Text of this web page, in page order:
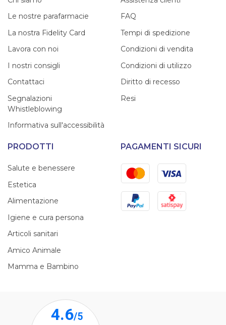
Le nostre parafarmacie
La nostra Fidelity Card
Lavora con noi
I nostri consigli
Contattaci
Segnalazioni
Whistleblowing
Informativa sull'accessibilità
FAQ
Tempi di spedizione
Condizioni di vendita
Condizioni di utilizzo
Diritto di recesso
Resi
PRODOTTI
Salute e benessere
Estetica
Alimentazione
Igiene e cura persona
Articoli sanitari
Amico Animale
Mamma e Bambino
PAGAMENTI SICURI
MastercardVisa
PayPal Satispay